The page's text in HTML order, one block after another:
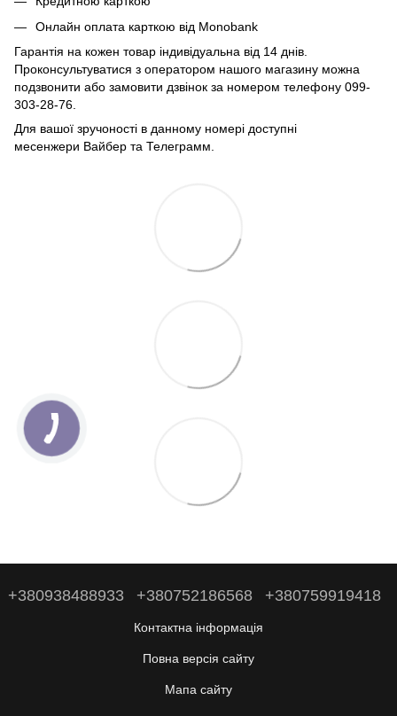
Онлайн оплата карткою від Monobank
Гарантія на кожен товар індивідуальна від 14 днів.
Проконсультуватися з оператором нашого магазину можна
подзвонити або замовити дзвінок за номером телефону 099-
303-28-76.
Для вашої зручоності в данному номері доступні
месенжери Вайбер та Телеграмм.
+380938488933 +380752186568 +380759919418
Контактна інформація
Повна версія сайту
Мапа сайту